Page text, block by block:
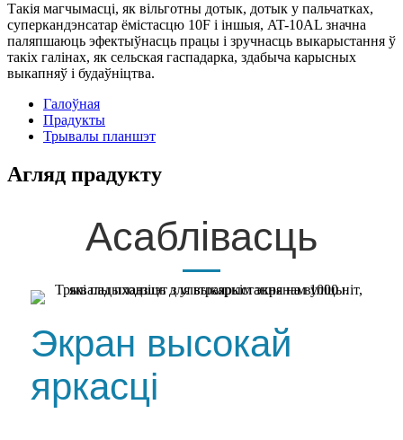
Такія магчымасці, як вільготны дотык, дотык у пальчатках,
суперкандэнсатар ёмістасцю 10F і іншыя, AT-10AL значна
паляпшаюць эфектыўнасць працы і зручнасць выкарыстання ў
такіх галінах, як сельская гаспадарка, здабыча карысных
выкапняў і будаўніцтва.
Галоўная
Прадукты
Трывалы планшэт
Агляд прадукту
Асаблівасць
Экран высокай
яркасці